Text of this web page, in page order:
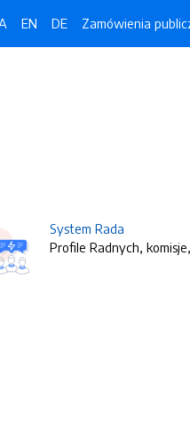
EN DE Zamówienia
System Rada
Profile Radnych,